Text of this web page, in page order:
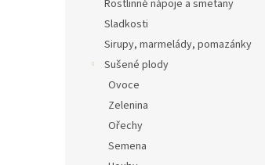
Rostlinné nápoje a smetany
Sladkosti
Sirupy, marmelády, pomazánky
Sušené plody
Ovoce
Zelenina
Ořechy
Semena